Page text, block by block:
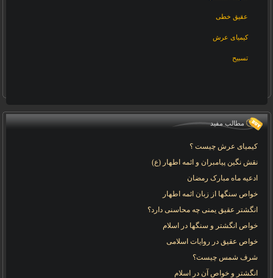
عقیق خطی
کیمیای عرش
تسبیح
مطالب مفید
کیمیای عرش چیست ؟
نقش نگین پیامبران و ائمه اطهار (ع)
ادعیه ماه مبارک رمضان
خواص سنگها از زبان ائمه اطهار
انگشتر عقیق یمنی چه محاسنی دارد؟
خواص انگشتر و سنگها در اسلام
خواص عقیق در روایات اسلامی
شرف شمس چیست؟
انگشتر و خواص آن در اسلام